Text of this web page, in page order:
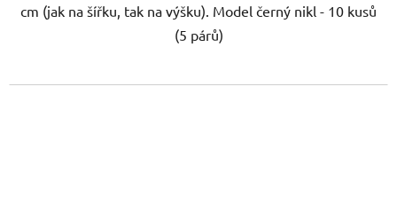
cm (jak na šířku, tak na výšku). Model černý nikl - 10 kusů
(5 párů)